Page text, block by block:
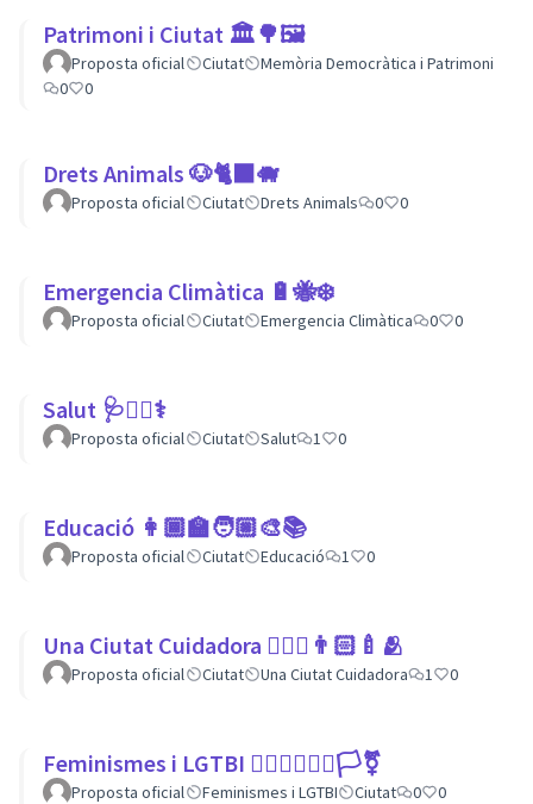
Patrimoni i Ciutat 🏛🌳🖼
Proposta oficial Ciutat
Memòria Democràtica i Patrimoni
0
0
Drets Animals 🐶🐈‍⬛️🐗
Proposta oficial Ciutat Drets Animals 0 0
Emergencia Climàtica 🔋🐝❄️
Proposta oficial Ciutat Emergencia Climàtica 0 0
Salut 🩺👩‍⚕️⚕
Proposta oficial Ciutat Salut 1 0
Educació 👩🏾‍🏫🧑🏼‍🎨📚
Proposta oficial Ciutat Educació 1 0
Una Ciutat Cuidadora 💆🏾‍♀️👨🏻‍🍼🫂
Proposta oficial Ciutat Una Ciutat Cuidadora 1 0
Feminismes i LGTBI 💁🏽‍♀👩‍❤️‍👩🏳️‍⚧️
Proposta oficial Feminismes i LGTBI Ciutat 0 0